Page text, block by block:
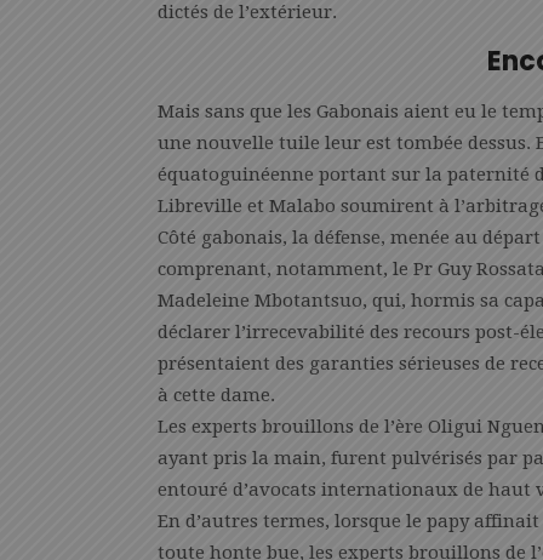
dictés de l’extérieur.
Mais sans que les Gabonais aient eu le
une nouvelle tuile leur est tombée
équatoguinéenne portant sur la paternité
Libreville et Malabo soumirent à
Côté gabonais, la défense, menée au
comprenant, notamment, le Pr Guy
Madeleine Mbotantsuo, qui, hormis sa
déclarer l’irrecevabilité des recours post-
présentaient des garanties sérieuses de
à cette dame.
Les experts brouillons de l’ère Oligui
ayant pris la main, furent pulvérisés par
entouré d’avocats internationaux de haut
En d’autres termes, lorsque le papy
toute honte bue, les experts brouillons de